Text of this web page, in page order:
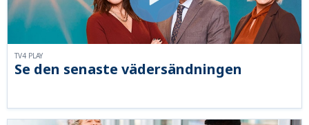
Se den senaste vädersändningen
TV4 PLAY